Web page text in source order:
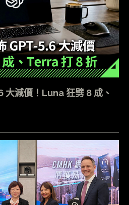
大減價！Luna 狂劈 8 成、